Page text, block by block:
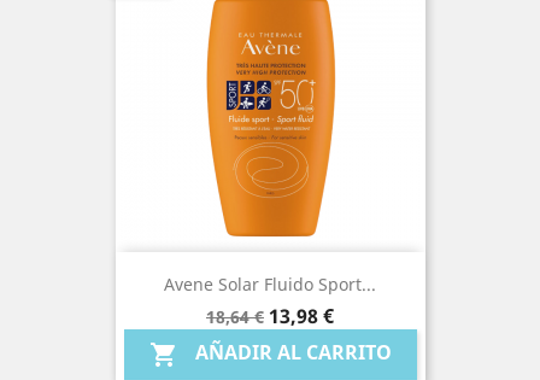
Avene Solar Fluido Sport...
Precio
base
18,64 € Precio
13,98 €
 AÑADIR AL CARRITO